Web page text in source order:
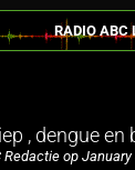
RADIO ABC
, dengue en
op January